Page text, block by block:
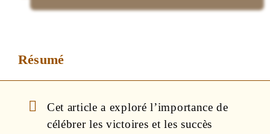
Résumé
Cet article a exploré l’importance de
célébrer les victoires et les succès